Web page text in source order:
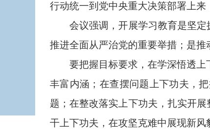
行动统一到党中央重大决策部署上
会议强调，开展学习教育是坚定
推进全面从严治党的重要举措；是推
要把握目标要求，在学深悟透上
丰富内涵；在查摆问题上下功夫，
题；在整改落实上下功夫，扎实开
干上下功夫，在攻坚克难中展现新